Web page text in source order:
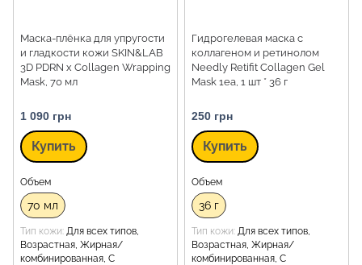
Маска-плёнка для упругости
и гладкости кожи SKIN&LAB
3D PDRN x Collagen Wrapping
Mask, 70 мл
1 090 грн
Купить
Объем
70 мл
Тип кожи Для всех типов,
Возрастная, Жирная/
комбинированная, С
Гидрогелевая маска с
коллагеном и ретинолом
Needly Retifit Collagen Gel
Mask 1ea, 1 шт * 36 г
250 грн
Купить
Объем
36 г
Тип кожи Для всех типов,
Возрастная, Жирная/
комбинированная, С